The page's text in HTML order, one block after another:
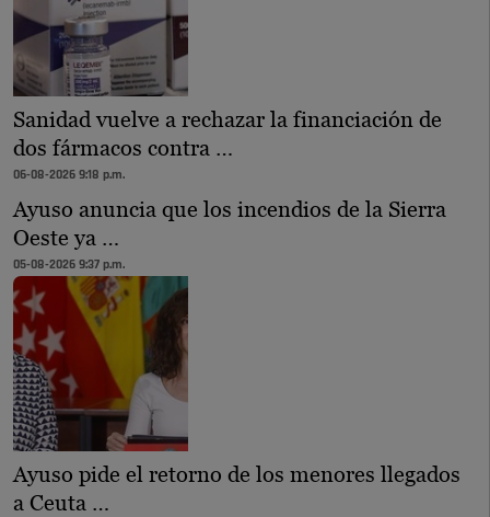
Sanidad vuelve a rechazar la financiación de
dos fármacos contra …
06-08-2026 9:18 p.m.
Ayuso anuncia que los incendios de la Sierra
Oeste ya …
05-08-2026 9:37 p.m.
Ayuso pide el retorno de los menores llegados
a Ceuta …